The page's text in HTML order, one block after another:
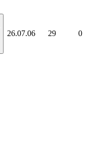
26.07.06 29 0